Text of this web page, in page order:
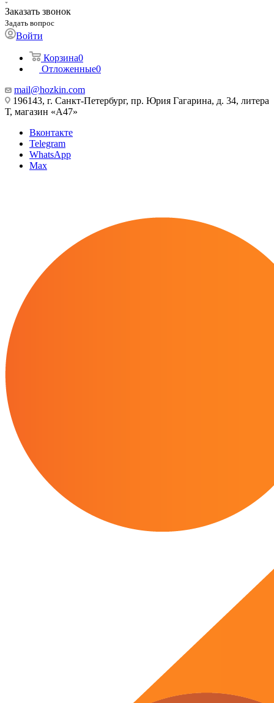
Заказать звонок
Задать вопрос
Войти
Корзина0
Отложенные0
mail@hozkin.com
196143, г. Санкт-Петербург, пр. Юрия Гагарина, д. 34, литера
Т, магазин «А47»
Вконтакте
Telegram
WhatsApp
Max